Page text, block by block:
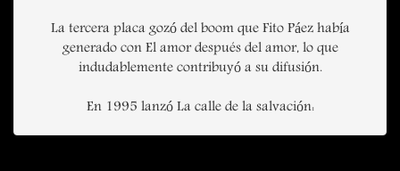
La tercera placa gozó del boom que Fito Páez había
generado con El amor después del amor, lo que
indudablemente contribuyó a su difusión.
En 1995 lanzó La calle de la salvación: